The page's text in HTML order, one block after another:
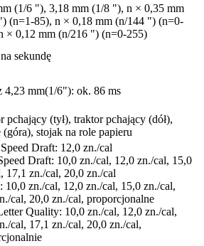
(1/6 "), 3,18 mm (1/8 "), n × 0,35 mm
(n=1-85), n × 0,18 mm (n/144 ") (n=0-
× 0,12 mm (n/216 ") (n=0-255)
sekundę
4,23 mm(1/6"): ok. 86 ms
pchający (tył), traktor pchający (dół),
(góra), stojak na role papieru
Draft: 12,0 zn./cal
Draft: 10,0 zn./cal, 12,0 zn./cal, 15,0
17,1 zn./cal, 20,0 zn./cal
zn./cal, 12,0 zn./cal, 15,0 zn./cal,
cal, 20,0 zn./cal, proporcjonalne
Quality: 10,0 zn./cal, 12,0 zn./cal,
cal, 17,1 zn./cal, 20,0 zn./cal,